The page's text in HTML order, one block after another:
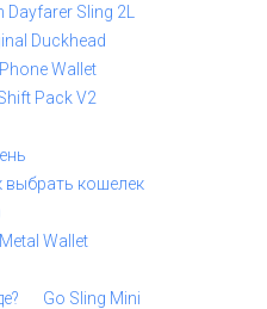
Dayfarer Sling 2L
Duckhead
Wallet
Pack V2
выбрать кошелек
Wallet
Go Sling Mini